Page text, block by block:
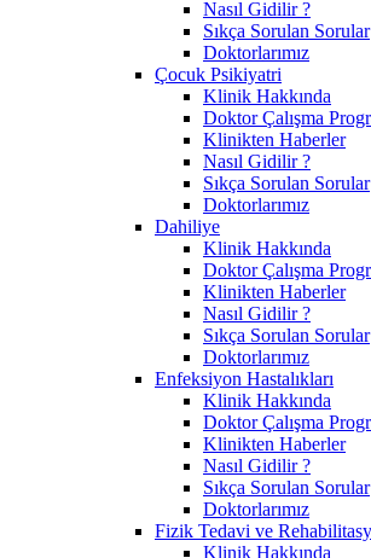
Nasıl Gidilir ?
Sıkça Sorulan Sorular
Doktorlarımız
Çocuk Psikiyatri
Klinik Hakkında
Doktor Çalışma
Klinikten Haberler
Nasıl Gidilir ?
Sıkça Sorulan Sorular
Doktorlarımız
Dahiliye
Klinik Hakkında
Doktor Çalışma
Klinikten Haberler
Nasıl Gidilir ?
Sıkça Sorulan Sorular
Doktorlarımız
Enfeksiyon Hastalıkları
Klinik Hakkında
Doktor Çalışma
Klinikten Haberler
Nasıl Gidilir ?
Sıkça Sorulan Sorular
Doktorlarımız
Fizik Tedavi ve
Klinik Hakkında